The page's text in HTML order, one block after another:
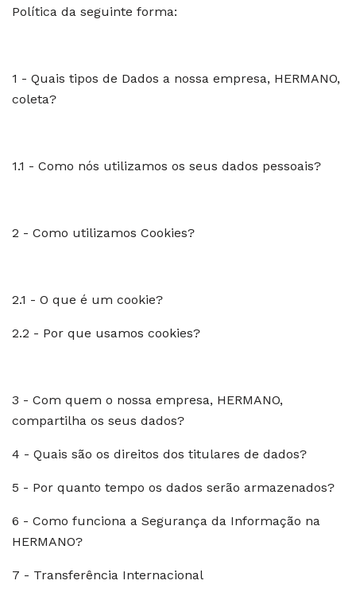
Política da seguinte forma:
1 - Quais tipos de Dados a nossa empresa, HERMANO,
coleta?
1.1 - Como nós utilizamos os seus dados pessoais?
2 - Como utilizamos Cookies?
2.1 - O que é um cookie?
2.2 - Por que usamos cookies?
3 - Com quem o nossa empresa, HERMANO,
compartilha os seus dados?
4 - Quais são os direitos dos titulares de dados?
5 - Por quanto tempo os dados serão armazenados?
6 - Como funciona a Segurança da Informação na
HERMANO?
7 - Transferência Internacional